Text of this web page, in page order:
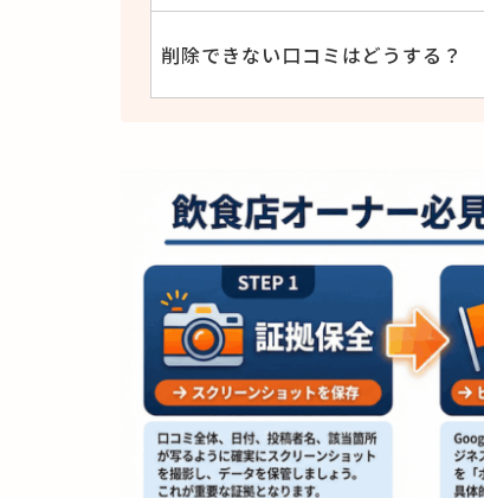
削除できない口コミはどうする？